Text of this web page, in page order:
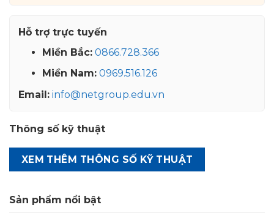
Hỗ trợ trực tuyến
Miền Bắc: 0866.728.366
Miền Nam: 0969.516.126
Email: info@netgroup.edu.vn
Thông số kỹ thuật
XEM THÊM THÔNG SỐ KỸ THUẬT
Sản phẩm nổi bật